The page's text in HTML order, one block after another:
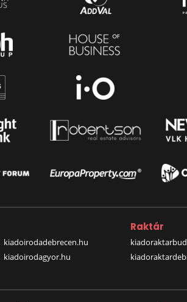
kiadoirodadebrecen.hu
kiadoirodagyor.hu
Raktár